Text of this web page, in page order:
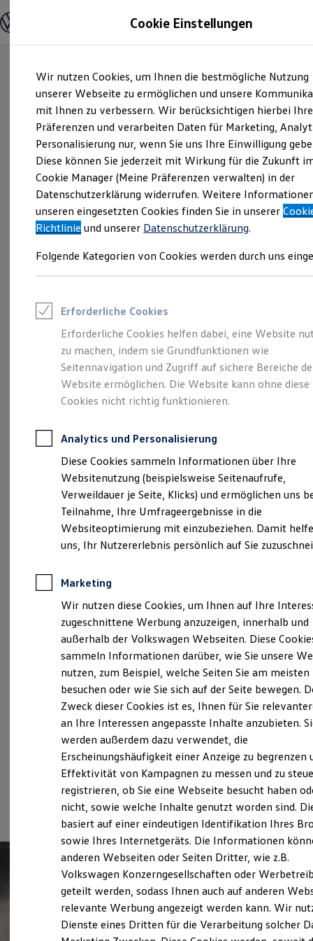
Hauptinhalt
springen
Footer
springen
Modelle und Konfigurator
Modelle vergleichen
Elektroautos
ENERGY Sondermodelle
Nutzfahrzeuge
SUV und CUV
Familienautos
Kombis
Kompaktwagen
Sportwagen
Schnell verfügbare Fahrzeuge
Angebote und Produkte
Aktuelle Angebote
E-Auto-Förderung
Volkswagen Marktplatz
Junge Gebrauchtwagen und Gebrauchtwagen
Saisonangebote
Leasing
Leasing-Angebote
Gebrauchtwagen Leasing
Junge Gebrauchtwagen-Leasing
Elektroauto Leasing
Kleinwagen-Leasing
Leasing ohne Anzahlung
Autokredit mit Schlussrate
Versicherungen und Garantien
Kfz-Versicherung
Restschuldversicherungen
Garantien
Wartungsverträge
Geschäftskunden
Professional Class bei Volkswagen
Großkunden
Behörden
Anpfiff zum Gewinn
Elektroautos
ID. Tutorials
Elektrofahrzeugkonzepte
Reichweite
Reichweite der ID. Modelle
Reichweite im Winter
Laden
Laden unterwegs
Laden Zuhause
Ladezeitensimulator
Batterie
Sicherheit
Garantie und Lebensdauer
Nachhaltigkeit
Technologie
Kosten und Kauf
Verbrauchskosten
Kaufoptionen
E-Auto-Förderung
Software und Konnektivität
Die ID. Software 6
ID. Software Versionen und Updates
Digitale Extras
Schnittstellen zu Ihrem ID.
Der T-Roc
Impressum & Rechtliches)
Probefahrt vereinbaren
Fahrzeugangebot anfordern
Serviceanfrage stellen
Cookie Einstellungen
Wir nutzen Cookies, um Ihnen die bestmögliche Nutzung
unserer Webseite zu ermöglichen und unsere
mit Ihnen zu verbessern. Wir berücksichtigen hierbei Ihre
Präferenzen und verarbeiten Daten für Marketing,
Personalisierung nur, wenn Sie uns Ihre Einwilligung
Diese können Sie jederzeit mit Wirkung für die Zukunft
Cookie Manager (Meine Präferenzen verwalten) in der
Datenschutzerklärung widerrufen. Weitere
unseren eingesetzten Cookies finden Sie in unserer
Richtlinie und unserer Datenschutzerklärung.
Folgende Kategorien von Cookies werden durch uns
Erforderliche Cookies
Erforderliche Cookies helfen dabei, eine Website
zu machen, indem sie Grundfunktionen wie
Seitennavigation und Zugriff auf sichere Bereiche
Website ermöglichen. Die Website kann ohne diese
Cookies nicht richtig funktionieren.
Analytics und Personalisierung
Diese Cookies sammeln Informationen über Ihre
Websitenutzung (beispielsweise Seitenaufrufe,
Verweildauer je Seite, Klicks) und ermöglichen uns
Teilnahme, Ihre Umfrageergebnisse in die
Websiteoptimierung mit einzubeziehen. Damit
uns, Ihr Nutzererlebnis persönlich auf Sie
Marketing
Wir nutzen diese Cookies, um Ihnen auf Ihre
zugeschnittene Werbung anzuzeigen, innerhalb und
außerhalb der Volkswagen Webseiten. Diese
sammeln Informationen darüber, wie Sie unsere
nutzen, zum Beispiel, welche Seiten Sie am meisten
besuchen oder wie Sie sich auf der Seite bewegen.
Zweck dieser Cookies ist es, Ihnen für Sie
an Ihre Interessen angepasste Inhalte anzubieten.
werden außerdem dazu verwendet, die
Erscheinungshäufigkeit einer Anzeige zu begrenzen
Effektivität von Kampagnen zu messen und zu
registrieren, ob Sie eine Webseite besucht haben
nicht, sowie welche Inhalte genutzt worden sind.
basiert auf einer eindeutigen Identifikation Ihres
sowie Ihres Internetgeräts. Die Informationen
anderen Webseiten oder Seiten Dritter, wie z.B.
Volkswagen Konzerngesellschaften oder
geteilt werden, sodass Ihnen auch auf anderen
relevante Werbung angezeigt werden kann. Wir
Dienste eines Dritten für die Verarbeitung solcher